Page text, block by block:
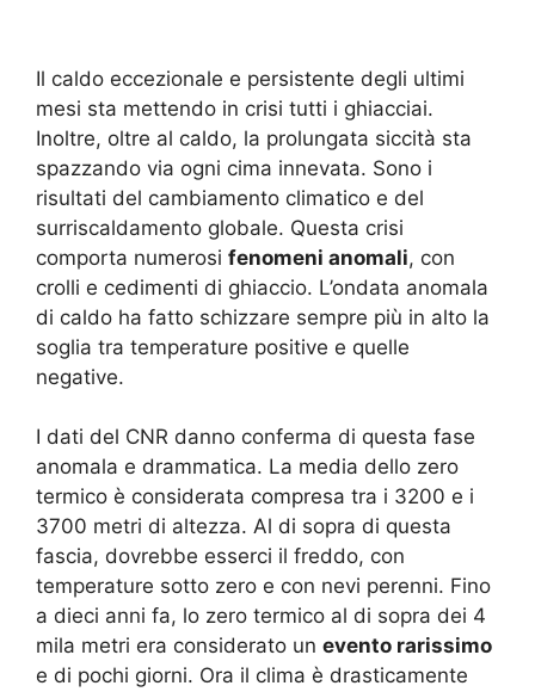
Il caldo eccezionale e persistente degli ultimi
mesi sta mettendo in crisi tutti i ghiacciai.
Inoltre, oltre al caldo, la prolungata siccità sta
spazzando via ogni cima innevata. Sono i
risultati del cambiamento climatico e del
surriscaldamento globale. Questa crisi
comporta numerosi fenomeni anomali, con
crolli e cedimenti di ghiaccio. L’ondata anomala
di caldo ha fatto schizzare sempre più in alto la
soglia tra temperature positive e quelle
negative.
I dati del CNR danno conferma di questa fase
anomala e drammatica. La media dello zero
termico è considerata compresa tra i 3200 e i
3700 metri di altezza. Al di sopra di questa
fascia, dovrebbe esserci il freddo, con
temperature sotto zero e con nevi perenni. Fino
a dieci anni fa, lo zero termico al di sopra dei 4
mila metri era considerato un evento rarissimo
e di pochi giorni. Ora il clima è drasticamente